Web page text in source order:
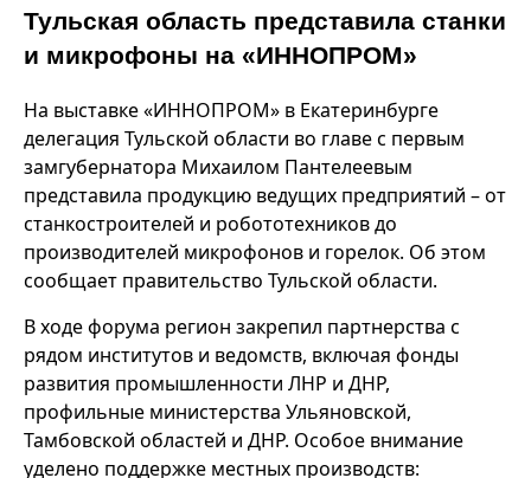
Тульская область представила станки
и микрофоны на «ИННОПРОМ»
На выставке «ИННОПРОМ» в Екатеринбурге
делегация Тульской области во главе с первым
замгубернатора Михаилом Пантелеевым
представила продукцию ведущих предприятий – от
станкостроителей и робототехников до
производителей микрофонов и горелок. Об этом
сообщает правительство Тульской области.
В ходе форума регион закрепил партнерства с
рядом институтов и ведомств, включая фонды
развития промышленности ЛНР и ДНР,
профильные министерства Ульяновской,
Тамбовской областей и ДНР. Особое внимание
уделено поддержке местных производств: